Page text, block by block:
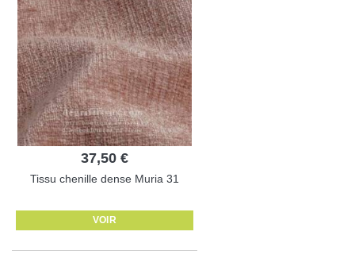
37,50 €
Tissu chenille dense Muria 31
VOIR